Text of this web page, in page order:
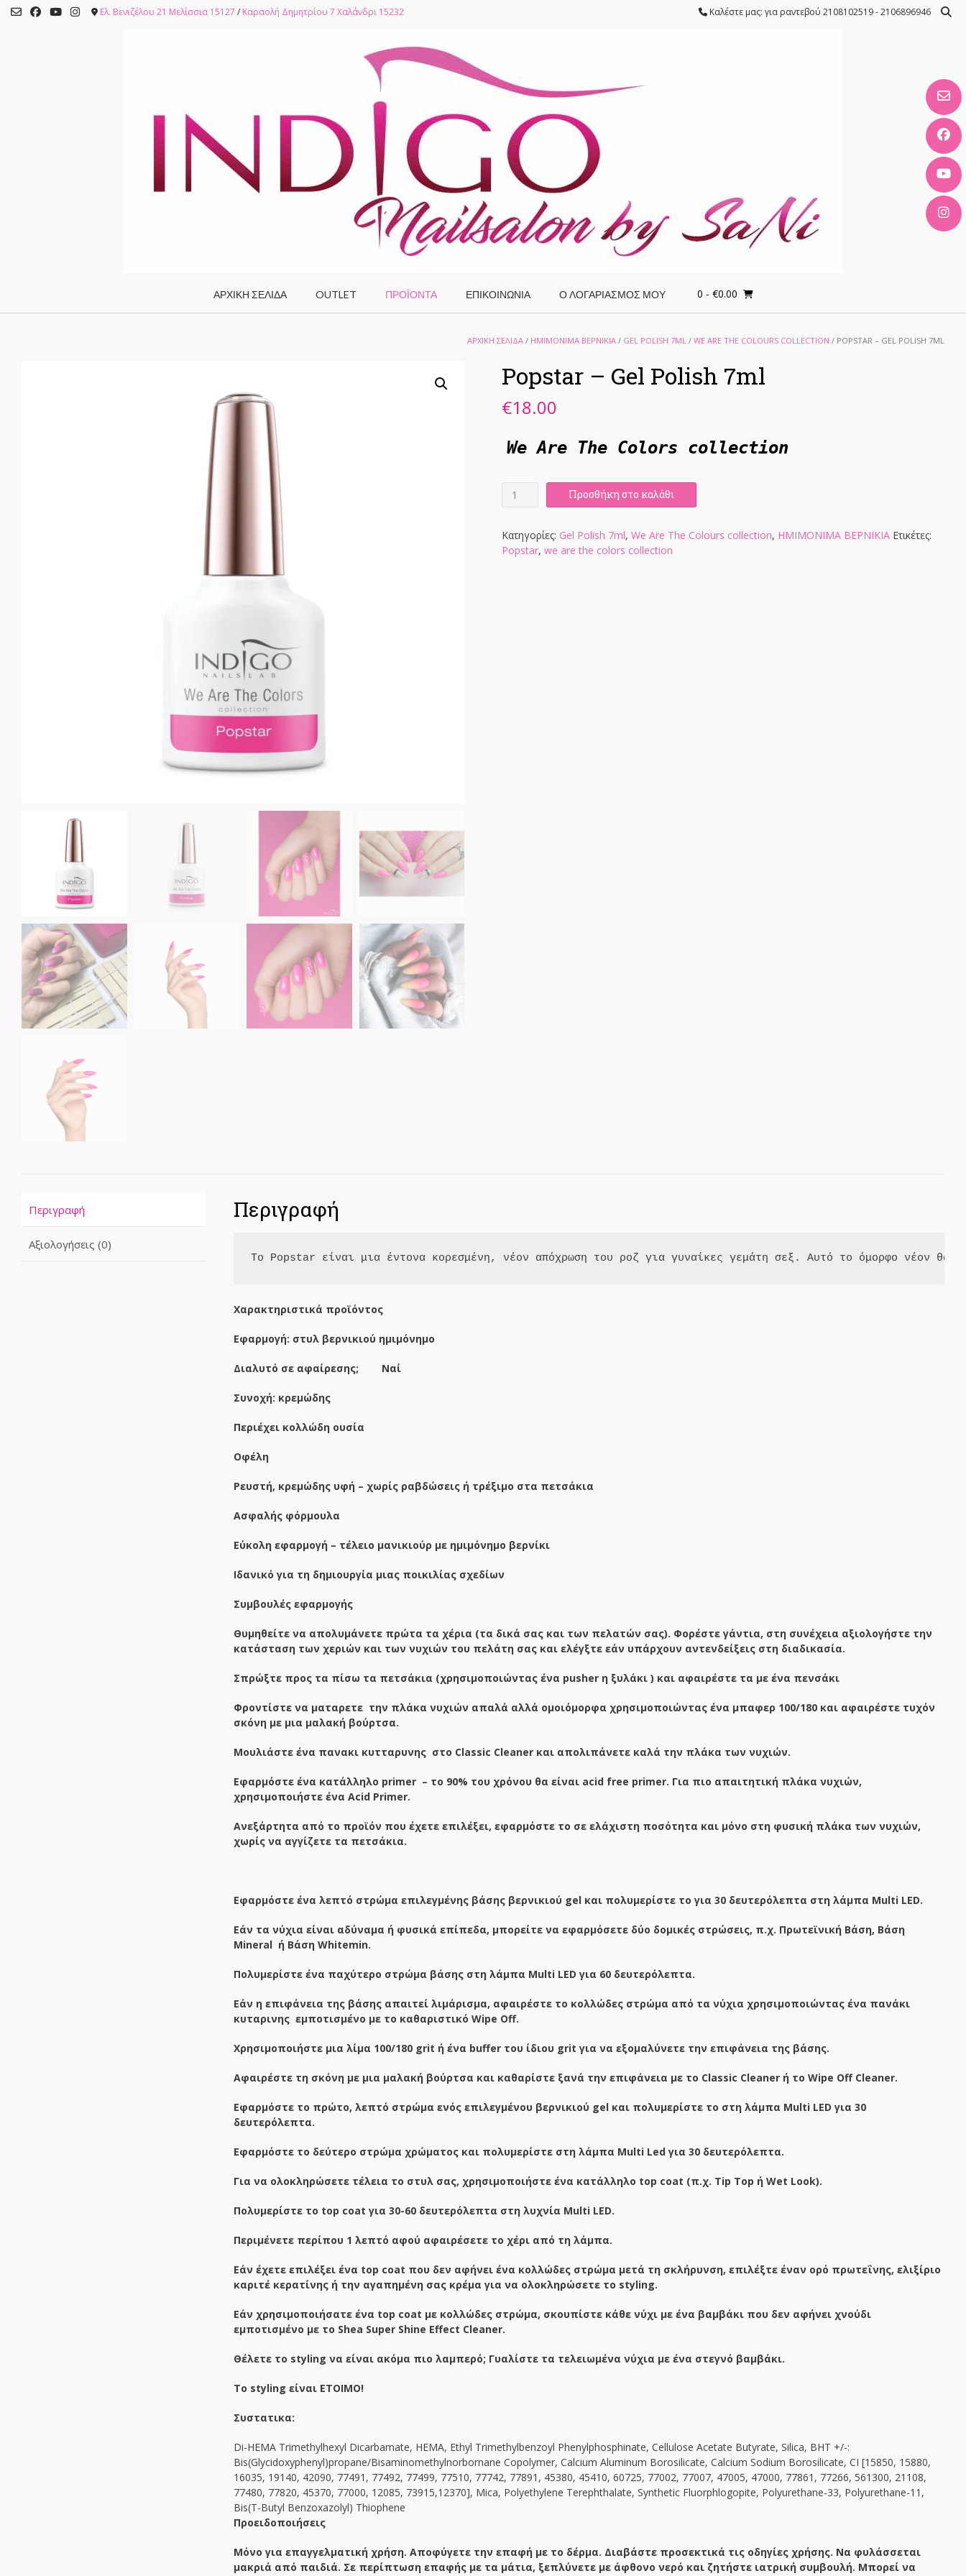
Skip
Ελ. Βενιζέλου 21 Μελίσσια 15127 / Καραολή Δημητρίου 7 Χαλάνδρι 15232 Καλέστε μας: για ραντεβού 2108102519 - 2106896946
ΑΡΧΙΚΗ ΣΕΛΙΔΑ OUTLET ΠΡΟΪΌΝΤΑ ΕΠΙΚΟΙΝΩΝΙΑ Ο ΛΟΓΑΡΙΑΣΜΌΣ ΜΟΥ 0 - €0.00
ΑΡΧΙΚΉ ΣΕΛΊΔΑ / ΗΜΙΜΟΝΙΜΑ ΒΕΡΝΙΚΙΑ / GEL POLISH 7ML / WE ARE THE COLOURS COLLECTION / POPSTAR – GEL POLISH 7ML
Popstar – Gel Polish 7ml
€18.00
We Are The Colors collection
Popstar
Polish
7ml
Προσθήκη στο καλάθι
Κατηγορίες: Gel Polish 7ml, We Are The Colours collection, ΗΜΙΜΟΝΙΜΑ ΒΕΡΝΙΚΙΑ Ετικέτες:
Popstar, we are the colors collection
Περιγραφή
Αξιολογήσεις (0)
Περιγραφή
Το Popstar είναι μια έντονα κορεσμένη, νέον απόχρωση του ροζ για γυναίκες γεμάτη σεξ. Αυτό το όμορφο νέον θα
Χαρακτηριστικά προϊόντος
Εφαρμογή: στυλ βερνικιού ημιμόνημο
Διαλυτό σε αφαίρεσης; Ναί
Συνοχή: κρεμώδης
Περιέχει κολλώδη ουσία
Οφέλη
Ρευστή, κρεμώδης υφή – χωρίς ραβδώσεις ή τρέξιμο στα πετσάκια
Ασφαλής φόρμουλα
Εύκολη εφαρμογή – τέλειο μανικιούρ με ημιμόνημο βερνίκι
Ιδανικό για τη δημιουργία μιας ποικιλίας σχεδίων
Συμβουλές εφαρμογής
Θυμηθείτε να απολυμάνετε πρώτα τα χέρια (τα δικά σας και των πελατών σας). Φορέστε γάντια, στη συνέχεια αξιολογήστε την
κατάσταση των χεριών και των νυχιών του πελάτη σας και ελέγξτε εάν υπάρχουν αντενδείξεις στη διαδικασία.
Σπρώξτε προς τα πίσω τα πετσάκια (χρησιμοποιώντας ένα pusher η ξυλάκι ) και αφαιρέστε τα με ένα πενσάκι
Φροντίστε να ματαρετε την πλάκα νυχιών απαλά αλλά ομοιόμορφα χρησιμοποιώντας ένα μπαφερ 100/180 και αφαιρέστε τυχόν
σκόνη με μια μαλακή βούρτσα.
Μουλιάστε ένα πανακι κυτταρυνης στο Classic Cleaner και απολιπάνετε καλά την πλάκα των νυχιών.
Εφαρμόστε ένα κατάλληλο primer – το 90% του χρόνου θα είναι acid free primer. Για πιο απαιτητική πλάκα νυχιών,
χρησιμοποιήστε ένα Acid Primer.
Ανεξάρτητα από το προϊόν που έχετε επιλέξει, εφαρμόστε το σε ελάχιστη ποσότητα και μόνο στη φυσική πλάκα των νυχιών,
χωρίς να αγγίζετε τα πετσάκια.
Εφαρμόστε ένα λεπτό στρώμα επιλεγμένης βάσης βερνικιού gel και πολυμερίστε το για 30 δευτερόλεπτα στη λάμπα Multi LED.
Εάν τα νύχια είναι αδύναμα ή φυσικά επίπεδα, μπορείτε να εφαρμόσετε δύο δομικές στρώσεις, π.χ. Πρωτεϊνική Βάση, Βάση
Mineral ή Βάση Whitemin.
Πολυμερίστε ένα παχύτερο στρώμα βάσης στη λάμπα Multi LED για 60 δευτερόλεπτα.
Εάν η επιφάνεια της βάσης απαιτεί λιμάρισμα, αφαιρέστε το κολλώδες στρώμα από τα νύχια χρησιμοποιώντας ένα πανάκι
κυταρινης εμποτισμένο με το καθαριστικό Wipe Off.
Χρησιμοποιήστε μια λίμα 100/180 grit ή ένα buffer του ίδιου grit για να εξομαλύνετε την επιφάνεια της βάσης.
Αφαιρέστε τη σκόνη με μια μαλακή βούρτσα και καθαρίστε ξανά την επιφάνεια με το Classic Cleaner ή το Wipe Off Cleaner.
Εφαρμόστε το πρώτο, λεπτό στρώμα ενός επιλεγμένου βερνικιού gel και πολυμερίστε το στη λάμπα Multi LED για 30
δευτερόλεπτα.
Εφαρμόστε το δεύτερο στρώμα χρώματος και πολυμερίστε στη λάμπα Multi Led για 30 δευτερόλεπτα.
Για να ολοκληρώσετε τέλεια το στυλ σας, χρησιμοποιήστε ένα κατάλληλο top coat (π.χ. Tip Top ή Wet Look).
Πολυμερίστε το top coat για 30-60 δευτερόλεπτα στη λυχνία Multi LED.
Περιμένετε περίπου 1 λεπτό αφού αφαιρέσετε το χέρι από τη λάμπα.
Εάν έχετε επιλέξει ένα top coat που δεν αφήνει ένα κολλώδες στρώμα μετά τη σκλήρυνση, επιλέξτε έναν ορό πρωτεΐνης, ελιξίριο
καριτέ κερατίνης ή την αγαπημένη σας κρέμα για να ολοκληρώσετε το styling.
Εάν χρησιμοποιήσατε ένα top coat με κολλώδες στρώμα, σκουπίστε κάθε νύχι με ένα βαμβάκι που δεν αφήνει χνούδι
εμποτισμένο με το Shea Super Shine Effect Cleaner.
Θέλετε το styling να είναι ακόμα πιο λαμπερό; Γυαλίστε τα τελειωμένα νύχια με ένα στεγνό βαμβάκι.
Το styling είναι ΕΤΟΙΜΟ!
Συστατικα:
Di-HEMA Trimethylhexyl Dicarbamate, HEMA, Ethyl Trimethylbenzoyl Phenylphosphinate, Cellulose Acetate Butyrate, Silica, BHT +/-:
Bis(Glycidoxyphenyl)propane/Bisaminomethylnorbornane Copolymer, Calcium Aluminum Borosilicate, Calcium Sodium Borosilicate, CI [15850, 15880,
16035, 19140, 42090, 77491, 77492, 77499, 77510, 77742, 77891, 45380, 45410, 60725, 77002, 77007, 47005, 47000, 77861, 77266, 561300, 21108,
77480, 77820, 45370, 77000, 12085, 73915,12370], Mica, Polyethylene Terephthalate, Synthetic Fluorphlogopite, Polyurethane-33, Polyurethane-11,
Bis(T-Butyl Benzoxazolyl) Thiophene
Προειδοποιήσεις
Μόνο για επαγγελματική χρήση. Αποφύγετε την επαφή με το δέρμα. Διαβάστε προσεκτικά τις οδηγίες χρήσης. Να φυλάσσεται
μακριά από παιδιά. Σε περίπτωση επαφής με τα μάτια, ξεπλύνετε με άφθονο νερό και ζητήστε ιατρική συμβουλή. Μπορεί να